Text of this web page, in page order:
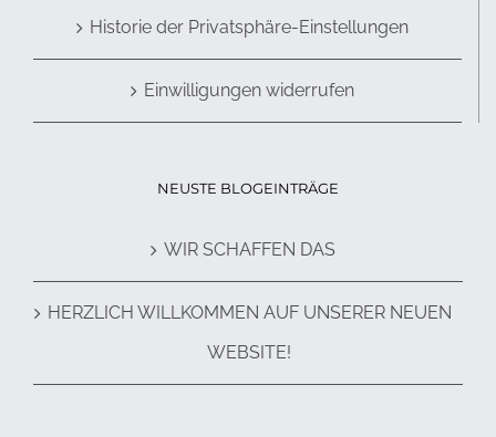
Historie der Privatsphäre-Einstellungen
Einwilligungen widerrufen
NEUSTE BLOGEINTRÄGE
WIR SCHAFFEN DAS
HERZLICH WILLKOMMEN AUF UNSERER NEUEN
WEBSITE!